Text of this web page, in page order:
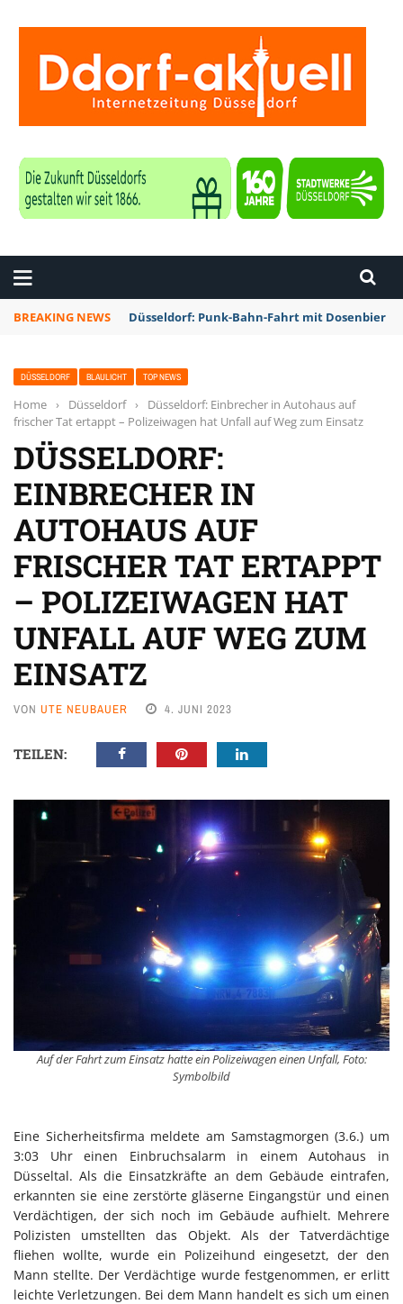
BREAKING NEWS Düsseldorf: Punk-Bahn-Fahrt mit Dosenbier
DÜSSELDORF BLAULICHT TOP NEWS
Home › Düsseldorf ›
Düsseldorf: Einbrecher in Autohaus auf
frischer Tat ertappt – Polizeiwagen hat Unfall auf Weg zum Einsatz
DÜSSELDORF:
EINBRECHER IN
AUTOHAUS AUF
FRISCHER TAT ERTAPPT
– POLIZEIWAGEN HAT
UNFALL AUF WEG ZUM
EINSATZ
VON UTE NEUBAUER 4. JUNI 2023
TEILEN:
Auf der Fahrt zum Einsatz hatte ein Polizeiwagen einen Unfall, Foto:
Symbolbild
Eine Sicherheitsfirma meldete am Samstagmorgen (3.6.) um
3:03 Uhr einen Einbruchsalarm in einem Autohaus in
Düsseltal. Als die Einsatzkräfte an dem Gebäude eintrafen,
erkannten sie eine zerstörte gläserne Eingangstür und einen
Verdächtigen, der sich noch im Gebäude aufhielt. Mehrere
Polizisten umstellten das Objekt. Als der Tatverdächtige
fliehen wollte, wurde ein Polizeihund eingesetzt, der den
Mann stellte. Der Verdächtige wurde festgenommen, er erlitt
leichte Verletzungen. Bei dem Mann handelt es sich um einen